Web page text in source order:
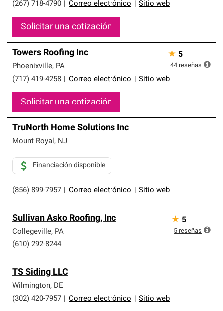
(267) 718-4790 Correo electrónico Sitio web
Solicitar una cotización
Towers Roofing Inc
Phoenixville, PA
(717) 419-4258
Correo electrónico Sitio web
Solicitar una cotización
★ 5
44 reseñas
TruNorth Home Solutions Inc
Mount Royal, NJ
(856) 899-7957 Correo electrónico Sitio web
Financiación disponible
Sullivan Asko Roofing, Inc
Collegeville, PA
(610) 292-8244
★ 5
5 reseñas
TS Siding LLC
Wilmington, DE
(302) 420-7957
Correo electrónico Sitio web